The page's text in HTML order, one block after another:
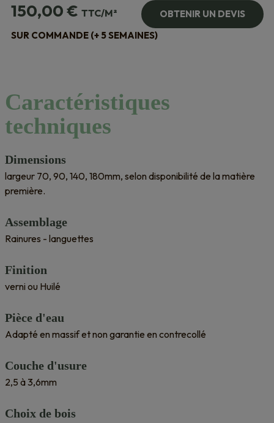
150,00€ TTC/M²
OBTENIR UN DEVIS
SUR COMMANDE (+ 5 SEMAINES)
Caractéristiques
techniques
Dimensions
largeur 70, 90, 140, 180mm, selon disponibilité de la matière
première.
Assemblage
Rainures - languettes
Finition
verni ou Huilé
Pièce d'eau
Adapté en massif et non garantie en contrecollé
Couche d'usure
2,5 à 3,6mm
Choix de bois